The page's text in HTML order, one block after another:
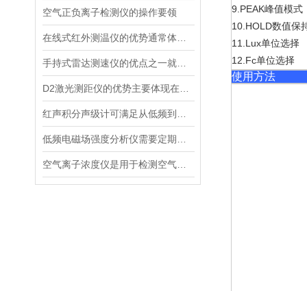
空气正负离子检测仪的操作要领 9.PEAK峰值模式
10.HOLD数值保
11.Lux单位选择
12.Fc单位选择
使用方法